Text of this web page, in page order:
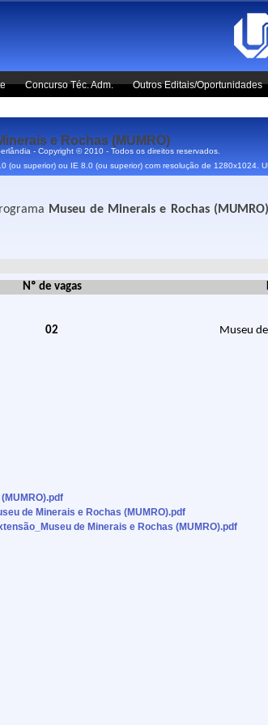
Concurso Téc. Adm. Outros Editais/Oportunidades
e Rochas (MUMRO)
Museu de Minerais e Rochas (MUMRO)
Nº de vagas
02 Museu
de Minerais e Rochas (MUMRO).pdf
de Minerais e Rochas (MUMRO).pdf
- Copyright © 2010 - Todos os direitos reservados.
(ou superior) ou IE 8.0 (ou superior) com resolução de 1280x1024.